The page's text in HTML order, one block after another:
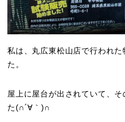
私は、丸広東松山店で行われた
た。
屋上に屋台が出されていて、
た(∩´∀｀)∩